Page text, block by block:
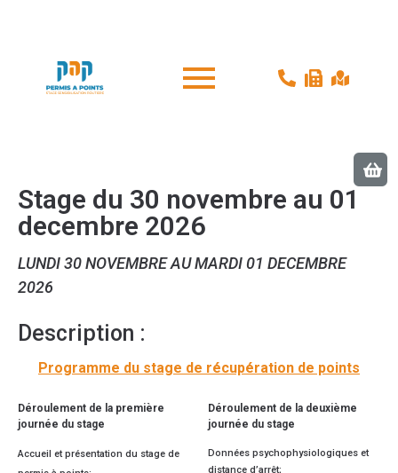
Stage du 30 novembre au 01
decembre 2026
LUNDI 30 NOVEMBRE AU MARDI 01 DECEMBRE
2026
Description :
Programme du stage de récupération de points
Déroulement de la première
journée du stage
Déroulement de la deuxième
journée du stage
Accueil et présentation du stage de
Données psychophysiologiques et
distance d’arrêt;